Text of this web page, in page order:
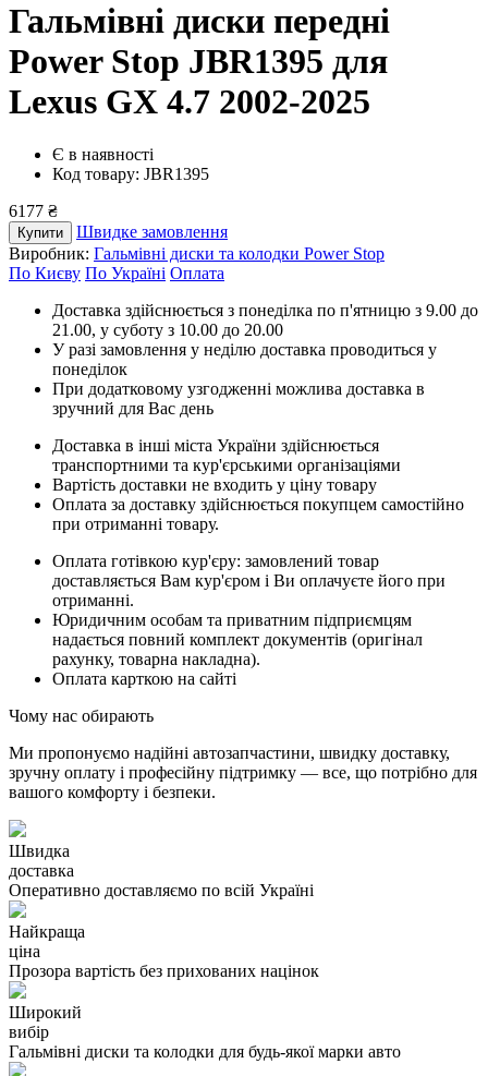
Гальмівні диски передні
Power Stop JBR1395 для
Lexus GX 4.7 2002-2025
Є в наявності
Код товару: JBR1395
6177 ₴
Купити
Швидке замовлення
Виробник: Гальмівні диски та колодки Power Stop
По Києву По Україні Оплата
Доставка здійснюється з понеділка по п'ятницю з 9.00 до
21.00, у суботу з 10.00 до 20.00
У разі замовлення у неділю доставка проводиться у
понеділок
При додатковому узгодженні можлива доставка в
зручний для Вас день
Доставка в інші міста України здійснюється
транспортними та кур'єрськими організаціями
Вартість доставки не входить у ціну товару
Оплата за доставку здійснюється покупцем самостійно
при отриманні товару.
Оплата готівкою кур'єру: замовлений товар
доставляється Вам кур'єром і Ви оплачуєте його при
отриманні.
Юридичним особам та приватним підприємцям
надається повний комплект документів (оригінал
рахунку, товарна накладна).
Оплата карткою на сайті
Чому нас обирають
Ми пропонуємо надійні автозапчастини, швидку доставку,
зручну оплату і професійну підтримку — все, що потрібно для
вашого комфорту і безпеки.
Швидка
доставка
Оперативно доставляємо по всій Україні
Найкраща
ціна
Прозора вартість без прихованих націнок
Широкий
вибір
Гальмівні диски та колодки для будь-якої марки авто